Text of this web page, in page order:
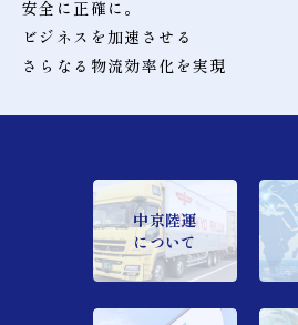
安全に正確に。
ビジネスを加速させる
さらなる物流効率化を実現
中京陸運
について